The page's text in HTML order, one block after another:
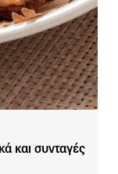
και συνταγές